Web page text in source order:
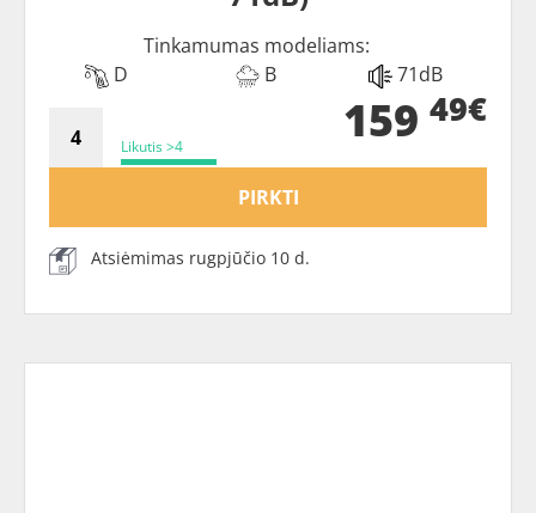
Tinkamumas modeliams:
D
B 71dB
Likutis >4 159 49€
PIRKTI
Atsiėmimas rugpjūčio 10 d.